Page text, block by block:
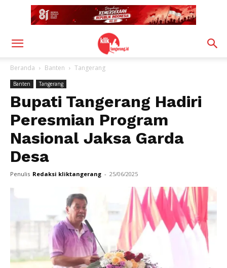
Beranda Banten Tangerang
Banten Tangerang
Bupati Tangerang Hadiri
Peresmian Program
Nasional Jaksa Garda
Desa
Penulis Redaksi kliktangerang - 25/06/2025